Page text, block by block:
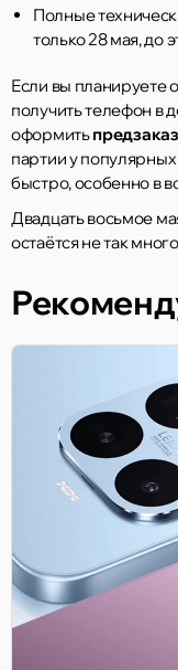
Полные
только 28 мая, до
Если вы планируете
получить телефон в
оформить
партии у
быстро, особенно в
Двадцать восьмое
остаётся не так